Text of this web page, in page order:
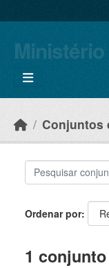
Conjuntos
Ordenar por
1